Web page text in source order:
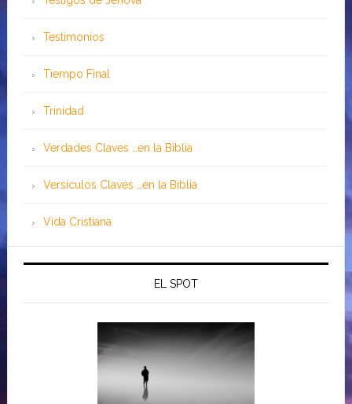
Testimonios
Tiempo Final
Trinidad
Verdades Claves …en la Biblia
Versículos Claves …en la Biblia
Vida Cristiana
EL SPOT